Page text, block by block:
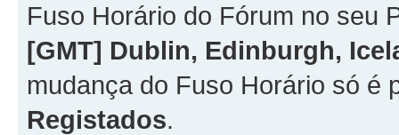
Fuso Horário do Fórum no seu
[GMT] Dublin, Edinburgh,
mudança do Fuso Horário só é
Registados.